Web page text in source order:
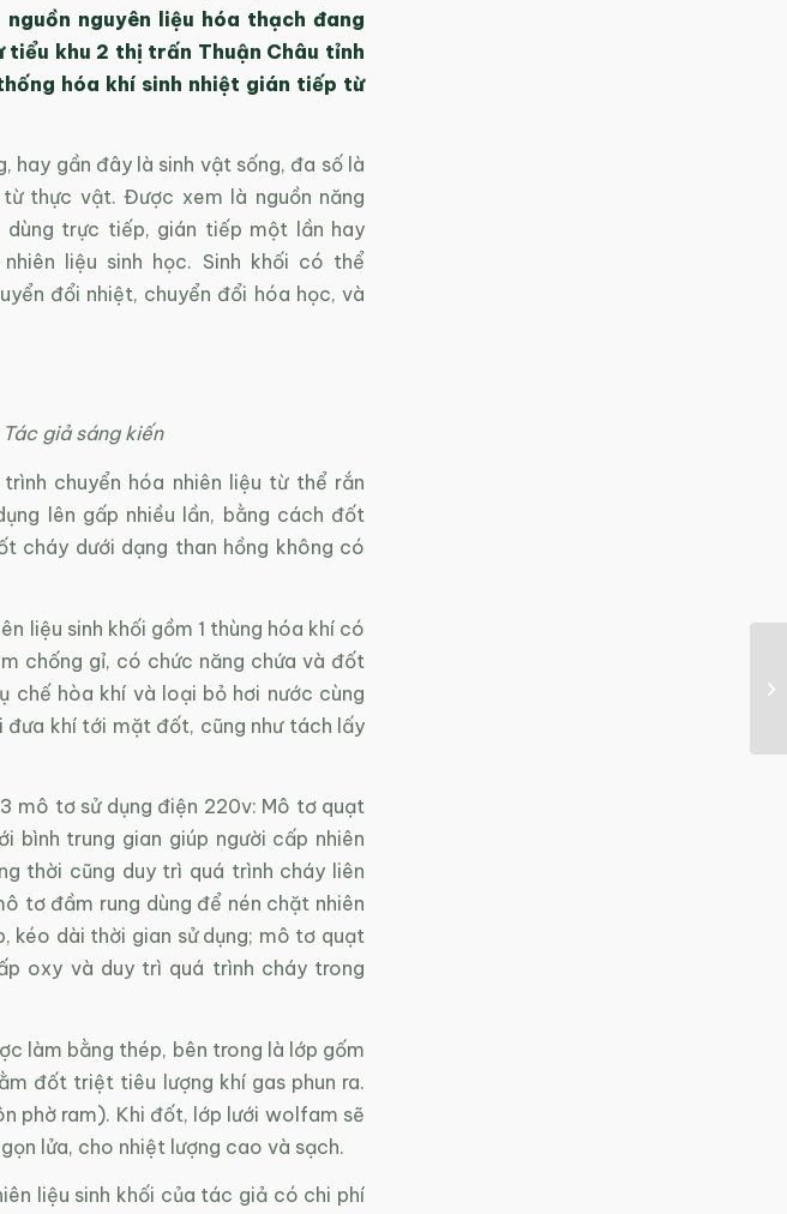
nguyên liệu hóa thạch đang
tiểu khu 2 thị trấn Thuận Châu tỉnh
hóa khí sinh nhiệt gián tiếp từ
hay gần đây là sinh vật sống, đa số là
thực vật. Được xem là nguồn năng
dùng trực tiếp, gián tiếp một lần hay
liệu sinh học. Sinh khối có thể
đổi nhiệt, chuyển đổi hóa học, và
giả sáng kiến
chuyển hóa nhiên liệu từ thể rắn
lên gấp nhiều lần, bằng cách đốt
cháy dưới dạng than hồng không có
liệu sinh khối gồm 1 thùng hóa khí có
chống gỉ, có chức năng chứa và đốt
chế hòa khí và loại bỏ hơi nước cùng
khí tới mặt đốt, cũng như tách lấy
mô tơ sử dụng điện 220v: Mô tơ quạt
bình trung gian giúp người cấp nhiên
thời cũng duy trì quá trình cháy liên
tơ đầm rung dùng để nén chặt nhiên
kéo dài thời gian sử dụng; mô tơ quạt
oxy và duy trì quá trình cháy trong
làm bằng thép, bên trong là lớp gốm
đốt triệt tiêu lượng khí gas phun ra.
phờ ram). Khi đốt, lớp lưới wolfam sẽ
lửa, cho nhiệt lượng cao và sạch.
liệu sinh khối của tác giả có chi phí